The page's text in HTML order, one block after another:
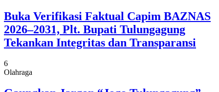
Buka Verifikasi Faktual Capim BAZNAS
2026–2031, Plt. Bupati Tulungagung
Tekankan Integritas dan Transparansi
6
Olahraga